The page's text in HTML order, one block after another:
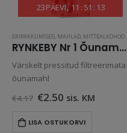
23PÄEVI 11 : 51 : 13
ERIPAKKUMISED, MAHLAD, MITTEALKOHOOLSED JOOGID
RYNKEBY Nr 1 Õunamahl värskeltpressitud 1L
Värskelt pressitud filtreerimata
õunamahl
€4.17 Algne
€4.17.
€2.50Praegune
€2.50.
sis. KM
LISA OSTUKORVI